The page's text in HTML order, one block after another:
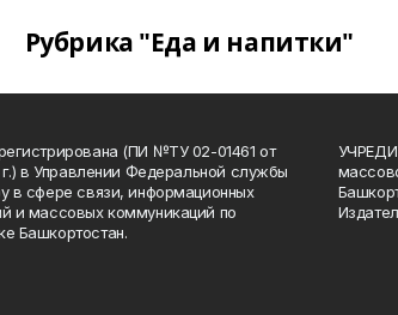
Рубрика "Еда и напитки"
(ПИ №ТУ 02-01461 от
г.) в Управлении Федеральной службы
в сфере связи, информационных
и массовых коммуникаций по
Башкортостан.